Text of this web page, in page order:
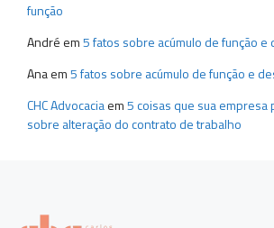
função
André em5 fatos sobre acúmulo de função e
Anaem5 fatos sobre acúmulo de função e
CHC Advocaciaem5 coisas que sua empresa
sobre alteração do contrato de trabalho